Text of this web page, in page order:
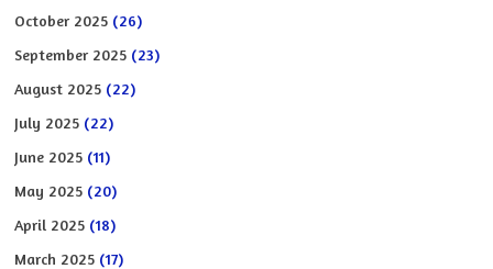
October 2025 (26)
September 2025 (23)
August 2025 (22)
July 2025 (22)
June 2025 (11)
May 2025 (20)
April 2025 (18)
March 2025 (17)